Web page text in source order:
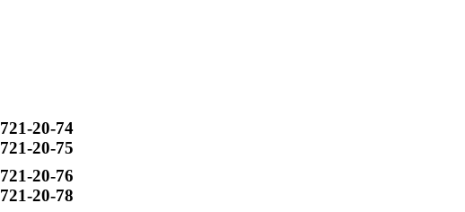
721-20-74
721-20-75
721-20-76
721-20-78